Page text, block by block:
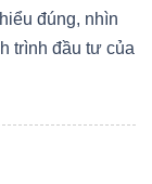
đúng, nhìn
trình đầu tư của